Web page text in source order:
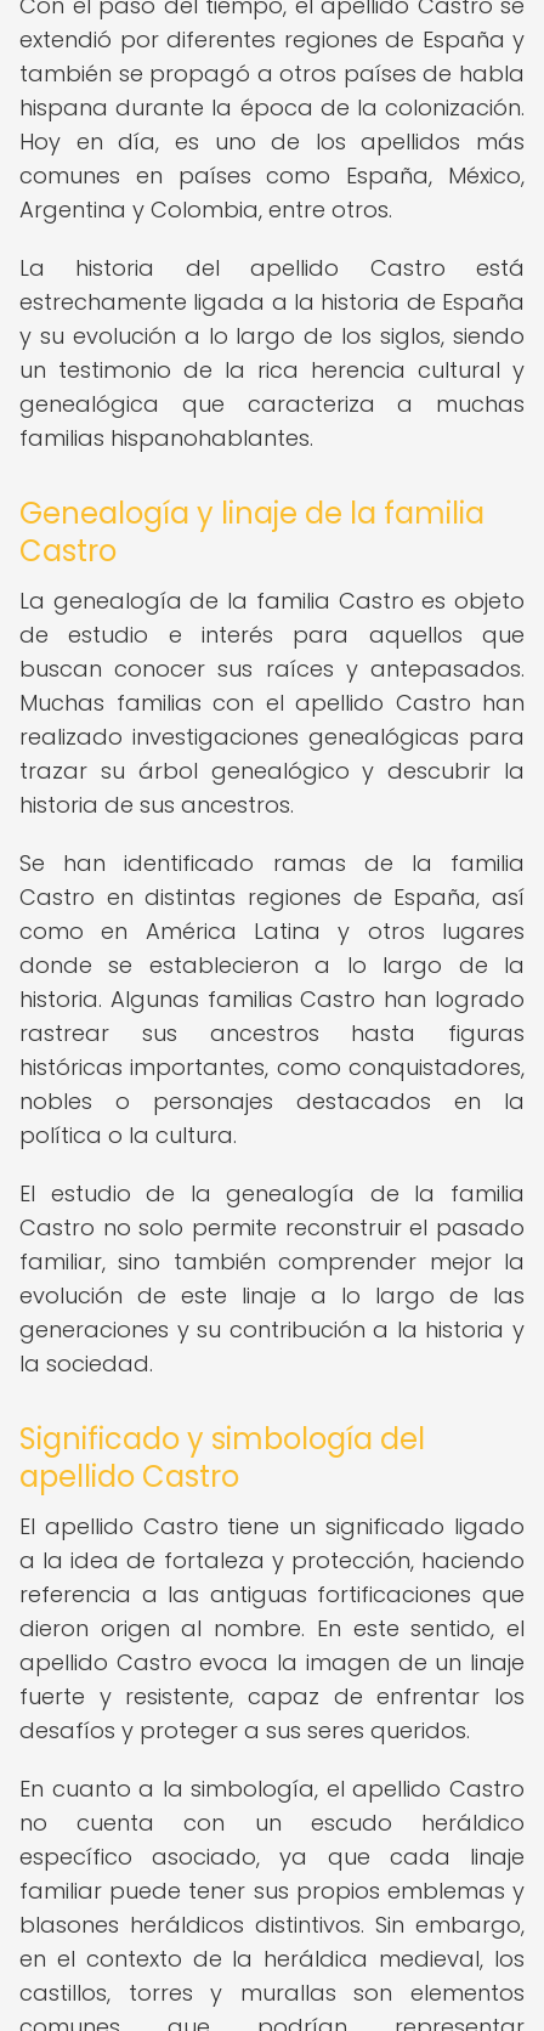
extendió por diferentes regiones de España y
también se propagó a otros países de habla
hispana durante la época de la colonización.
Hoy en día, es uno de los apellidos más
comunes en países como España, México,
Argentina y Colombia, entre otros.
La historia del apellido Castro está
estrechamente ligada a la historia de España
y su evolución a lo largo de los siglos, siendo
un testimonio de la rica herencia cultural y
genealógica que caracteriza a muchas
familias hispanohablantes.
Genealogía y linaje de la familia
Castro
La genealogía de la familia Castro es objeto
de estudio e interés para aquellos que
buscan conocer sus raíces y antepasados.
Muchas familias con el apellido Castro han
realizado investigaciones genealógicas para
trazar su árbol genealógico y descubrir la
historia de sus ancestros.
Se han identificado ramas de la familia
Castro en distintas regiones de España, así
como en América Latina y otros lugares
donde se establecieron a lo largo de la
historia. Algunas familias Castro han logrado
rastrear sus ancestros hasta figuras
históricas importantes, como conquistadores,
nobles o personajes destacados en la
política o la cultura.
El estudio de la genealogía de la familia
Castro no solo permite reconstruir el pasado
familiar, sino también comprender mejor la
evolución de este linaje a lo largo de las
generaciones y su contribución a la historia y
la sociedad.
Significado y simbología del
apellido Castro
El apellido Castro tiene un significado ligado
a la idea de fortaleza y protección, haciendo
referencia a las antiguas fortificaciones que
dieron origen al nombre. En este sentido, el
apellido Castro evoca la imagen de un linaje
fuerte y resistente, capaz de enfrentar los
desafíos y proteger a sus seres queridos.
En cuanto a la simbología, el apellido Castro
no cuenta con un escudo heráldico
específico asociado, ya que cada linaje
familiar puede tener sus propios emblemas y
blasones heráldicos distintivos. Sin embargo,
en el contexto de la heráldica medieval, los
castillos, torres y murallas son elementos